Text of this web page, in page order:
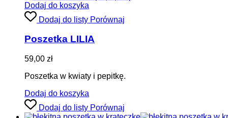
Dodaj do koszyka
Dodaj do listy Porównaj
Poszetka LILIA
59,00 zł
Poszetka w kwiaty i pepitkę.
Dodaj do koszyka
Dodaj do listy Porównaj